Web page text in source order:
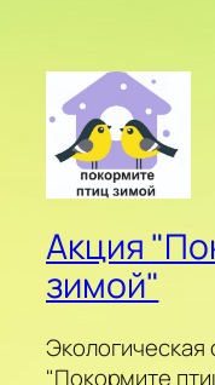
Акция
зимой"
Экологическая
"Покормите